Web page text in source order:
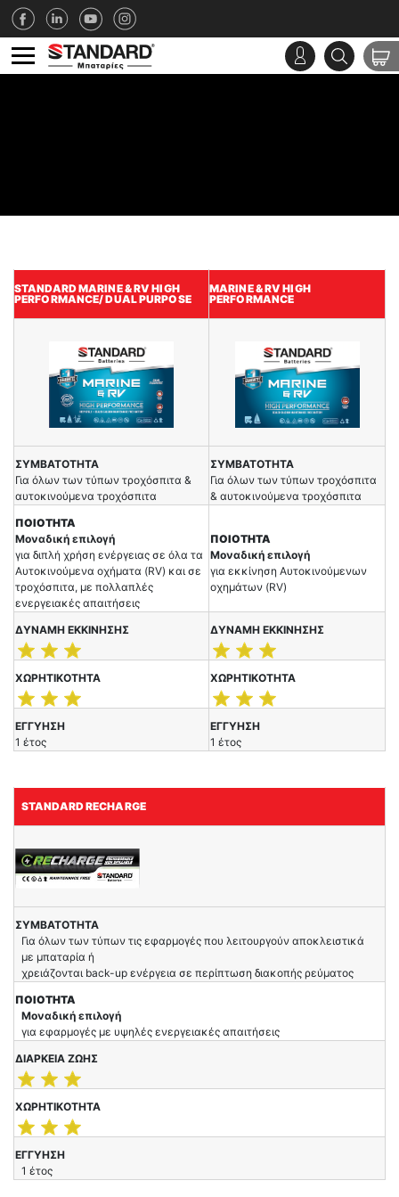
STANDARD MARINE & RV HIGH
PERFORMANCE/ DUAL PURPOSE
MARINE & RV HIGH
PERFORMANCE
ΣΥΜΒΑΤΟΤΗΤΑ
Για όλων των τύπων τροχόσπιτα &
αυτοκινούμενα τροχόσπιτα
ΣΥΜΒΑΤΟΤΗΤΑ
Για όλων των τύπων τροχόσπιτα
& αυτοκινούμενα τροχόσπιτα
ΠΟΙΟΤΗΤΑ
Μοναδική επιλογή
για διπλή χρήση ενέργειας σε όλα τα
Αυτοκινούμενα οχήματα (RV) και σε
τροχόσπιτα, με πολλαπλές
ενεργειακές απαιτήσεις
ΠΟΙΟΤΗΤΑ
Μοναδική επιλογή
για εκκίνηση Αυτοκινούμενων
οχημάτων (RV)
ΔΥΝΑΜΗ ΕΚΚΙΝΗΣΗΣ ΔΥΝΑΜΗ ΕΚΚΙΝΗΣΗΣ
ΧΩΡΗΤΙΚΟΤΗΤΑ ΧΩΡΗΤΙΚΟΤΗΤΑ
ΕΓΓΥΗΣΗ
1 έτος
ΕΓΓΥΗΣΗ
1 έτος
STANDARD RECHARGE
ΣΥΜΒΑΤΟΤΗΤΑ
Για όλων των τύπων τις εφαρμογές που λειτουργούν αποκλειστικά
με μπαταρία ή
χρειάζονται back-up ενέργεια σε περίπτωση διακοπής ρεύματος
ΠΟΙΟΤΗΤΑ
Μοναδική επιλογή
για εφαρμογές με υψηλές ενεργειακές απαιτήσεις
ΔΙΑΡΚΕΙΑ ΖΩΗΣ
ΧΩΡΗΤΙΚΟΤΗΤΑ
ΕΓΓΥΗΣΗ
1 έτος